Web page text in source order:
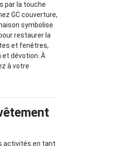
par la touche
GC couverture,
symbolise
restaurer la
et fenêtres,
dévotion. À
à votre
activités en tant